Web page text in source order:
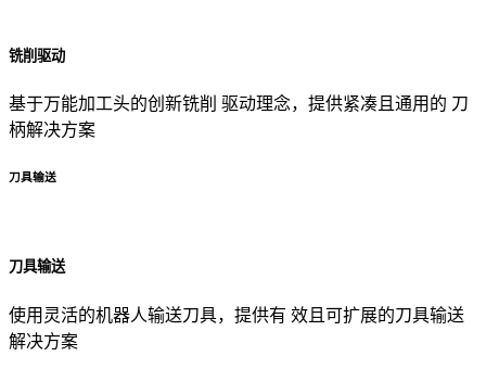
铣削驱动
基于万能加工头的创新铣削 驱动理念，提供紧凑且通用的 刀
柄解决方案
刀具输送
刀具输送
使用灵活的机器人输送刀具，提供有 效且可扩展的刀具输送
解决方案